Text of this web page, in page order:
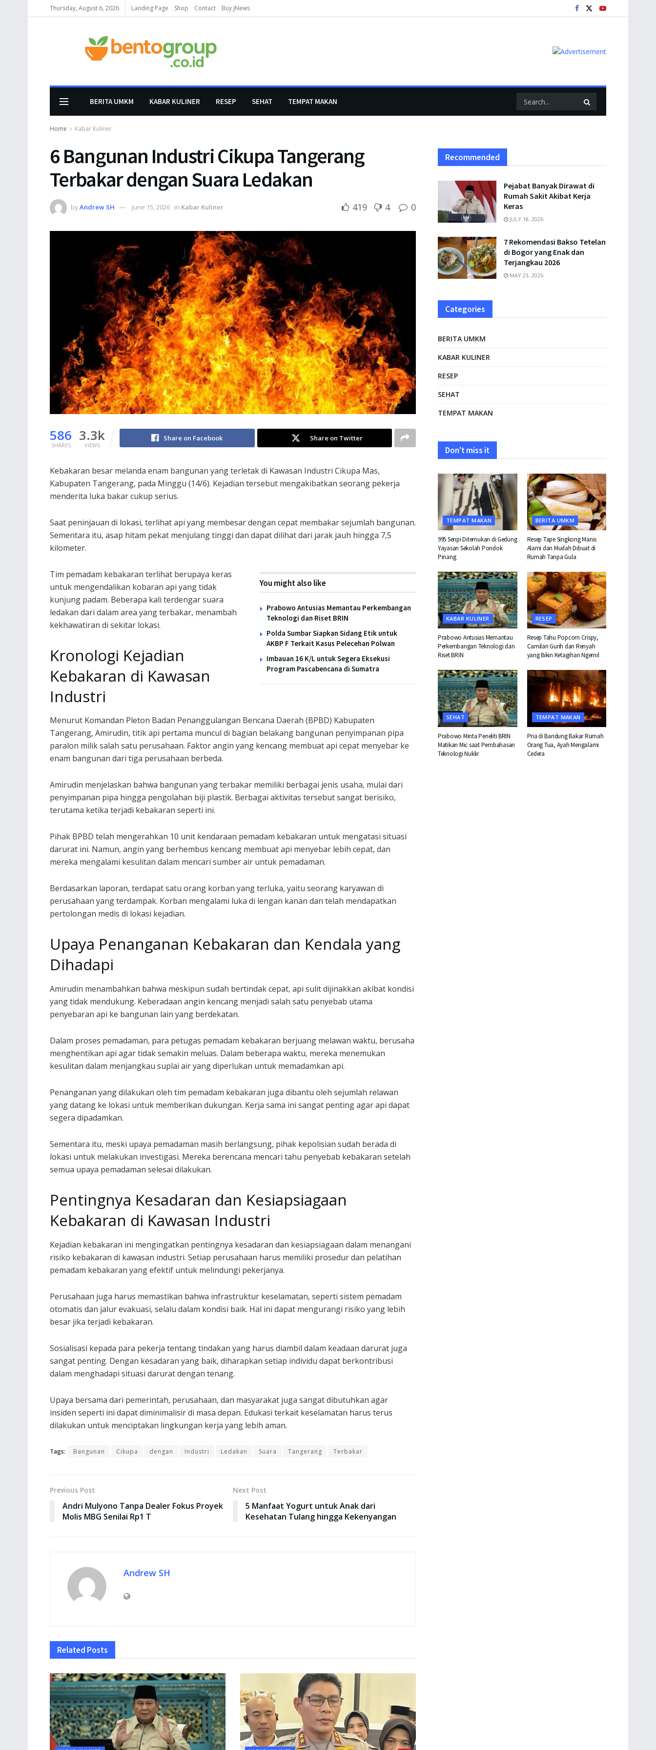
Thursday, August 6, 2026 Landing Page Shop Contact Buy JNews
BERITA UMKM KABAR KULINER RESEP SEHAT TEMPAT MAKAN
Home Kabar Kuliner
6 Bangunan Industri Cikupa Tangerang
Terbakar dengan Suara Ledakan
byAndrew SH June 15, 2026 in Kabar Kuliner 419 4 0
586
SHARES
3.3k
VIEWS
Share on Facebook Share on Twitter
Kebakaran besar melanda enam bangunan yang terletak di Kawasan Industri Cikupa Mas,
Kabupaten Tangerang, pada Minggu (14/6). Kejadian tersebut mengakibatkan seorang pekerja
menderita luka bakar cukup serius.
Saat peninjauan di lokasi, terlihat api yang membesar dengan cepat membakar sejumlah bangunan.
Sementara itu, asap hitam pekat menjulang tinggi dan dapat dilihat dari jarak jauh hingga 7,5
kilometer.
You might also like
Prabowo Antusias Memantau Perkembangan
Teknologi dan Riset BRIN
Polda Sumbar Siapkan Sidang Etik untuk
AKBP F Terkait Kasus Pelecehan Polwan
Imbauan 16 K/L untuk Segera Eksekusi
Program Pascabencana di Sumatra
Tim pemadam kebakaran terlihat berupaya keras
untuk mengendalikan kobaran api yang tidak
kunjung padam. Beberapa kali terdengar suara
ledakan dari dalam area yang terbakar, menambah
kekhawatiran di sekitar lokasi.
Kronologi Kejadian
Kebakaran di Kawasan
Industri
Menurut Komandan Pleton Badan Penanggulangan Bencana Daerah (BPBD) Kabupaten
Tangerang, Amirudin, titik api pertama muncul di bagian belakang bangunan penyimpanan pipa
paralon milik salah satu perusahaan. Faktor angin yang kencang membuat api cepat menyebar ke
enam bangunan dari tiga perusahaan berbeda.
Amirudin menjelaskan bahwa bangunan yang terbakar memiliki berbagai jenis usaha, mulai dari
penyimpanan pipa hingga pengolahan biji plastik. Berbagai aktivitas tersebut sangat berisiko,
terutama ketika terjadi kebakaran seperti ini.
Pihak BPBD telah mengerahkan 10 unit kendaraan pemadam kebakaran untuk mengatasi situasi
darurat ini. Namun, angin yang berhembus kencang membuat api menyebar lebih cepat, dan
mereka mengalami kesulitan dalam mencari sumber air untuk pemadaman.
Berdasarkan laporan, terdapat satu orang korban yang terluka, yaitu seorang karyawan di
perusahaan yang terdampak. Korban mengalami luka di lengan kanan dan telah mendapatkan
pertolongan medis di lokasi kejadian.
Upaya Penanganan Kebakaran dan Kendala yang
Dihadapi
Amirudin menambahkan bahwa meskipun sudah bertindak cepat, api sulit dijinakkan akibat kondisi
yang tidak mendukung. Keberadaan angin kencang menjadi salah satu penyebab utama
penyebaran api ke bangunan lain yang berdekatan.
Dalam proses pemadaman, para petugas pemadam kebakaran berjuang melawan waktu, berusaha
menghentikan api agar tidak semakin meluas. Dalam beberapa waktu, mereka menemukan
kesulitan dalam menjangkau suplai air yang diperlukan untuk memadamkan api.
Penanganan yang dilakukan oleh tim pemadam kebakaran juga dibantu oleh sejumlah relawan
yang datang ke lokasi untuk memberikan dukungan. Kerja sama ini sangat penting agar api dapat
segera dipadamkan.
Sementara itu, meski upaya pemadaman masih berlangsung, pihak kepolisian sudah berada di
lokasi untuk melakukan investigasi. Mereka berencana mencari tahu penyebab kebakaran setelah
semua upaya pemadaman selesai dilakukan.
Pentingnya Kesadaran dan Kesiapsiagaan
Kebakaran di Kawasan Industri
Kejadian kebakaran ini mengingatkan pentingnya kesadaran dan kesiapsiagaan dalam menangani
risiko kebakaran di kawasan industri. Setiap perusahaan harus memiliki prosedur dan pelatihan
pemadam kebakaran yang efektif untuk melindungi pekerjanya.
Perusahaan juga harus memastikan bahwa infrastruktur keselamatan, seperti sistem pemadam
otomatis dan jalur evakuasi, selalu dalam kondisi baik. Hal ini dapat mengurangi risiko yang lebih
besar jika terjadi kebakaran.
Sosialisasi kepada para pekerja tentang tindakan yang harus diambil dalam keadaan darurat juga
sangat penting. Dengan kesadaran yang baik, diharapkan setiap individu dapat berkontribusi
dalam menghadapi situasi darurat dengan tenang.
Upaya bersama dari pemerintah, perusahaan, dan masyarakat juga sangat dibutuhkan agar
insiden seperti ini dapat diminimalisir di masa depan. Edukasi terkait keselamatan harus terus
dilakukan untuk menciptakan lingkungan kerja yang lebih aman.
Tags: Bangunan Cikupa dengan Industri Ledakan Suara Tangerang Terbakar
Previous Post
Andri Mulyono Tanpa Dealer Fokus Proyek
Molis MBG Senilai Rp1 T
Next Post
5 Manfaat Yogurt untuk Anak dari
Kesehatan Tulang hingga Kekenyangan
Andrew SH
Related Posts
Recommended
Pejabat Banyak Dirawat di
Rumah Sakit Akibat Kerja
Keras
JULY 18, 2026
7 Rekomendasi Bakso Tetelan
di Bogor yang Enak dan
Terjangkau 2026
MAY 23, 2026
Categories
BERITA UMKM
KABAR KULINER
RESEP
SEHAT
TEMPAT MAKAN
Don't miss it
TEMPAT MAKAN
995 Senpi Ditemukan di Gedung
Yayasan Sekolah Pondok
Pinang
BERITA UMKM
Resep Tape Singkong Manis
Alami dan Mudah Dibuat di
Rumah Tanpa Gula
KABAR KULINER
Prabowo Antusias Memantau
Perkembangan Teknologi dan
Riset BRIN
RESEP
Resep Tahu Popcorn Crispy,
Camilan Gurih dan Renyah
yang Bikin Ketagihan Ngemil
SEHAT
Prabowo Minta Peneliti BRIN
Matikan Mic saat Pembahasan
Teknologi Nuklir
TEMPAT MAKAN
Pria di Bandung Bakar Rumah
Orang Tua, Ayah Mengalami
Cedera